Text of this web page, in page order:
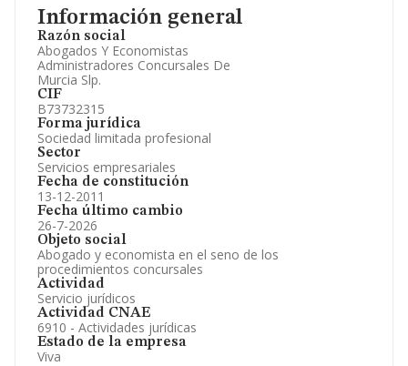
Información general
Razón social
Abogados Y Economistas
Administradores Concursales De
Murcia Slp.
CIF
B73732315
Forma jurídica
Sociedad limitada profesional
Sector
Servicios empresariales
Fecha de constitución
13-12-2011
Fecha último cambio
26-7-2026
Objeto social
Abogado y economista en el seno de los
procedimientos concursales
Actividad
Servicio jurídicos
Actividad CNAE
6910 - Actividades jurídicas
Estado de la empresa
Viva
Accionistas.
Participaciones y Vinculaciones en otras empresas.
Artículos de prensa publicados sobre la empresa.
Información oficial y registral complementaria.